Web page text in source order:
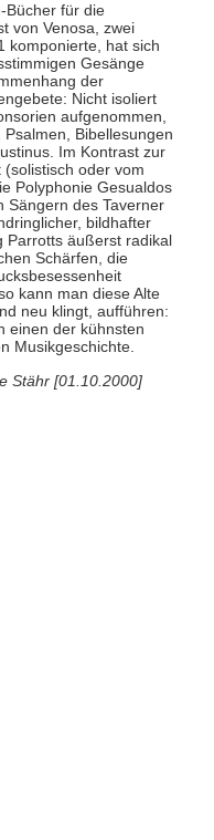
Bücher für die
von Venosa, zwei
komponierte, hat sich
Gesänge
der
Nicht isoliert
aufgenommen,
Bibellesungen
Im Kontrast zur
oder vom
Polyphonie Gesualdos
Sängern des Taverner
bildhafter
Parrotts äußerst radikal
Schärfen, die
kann man diese Alte
neu klingt, aufführen:
einen der kühnsten
Musikgeschichte.
Stähr [01.10.2000]